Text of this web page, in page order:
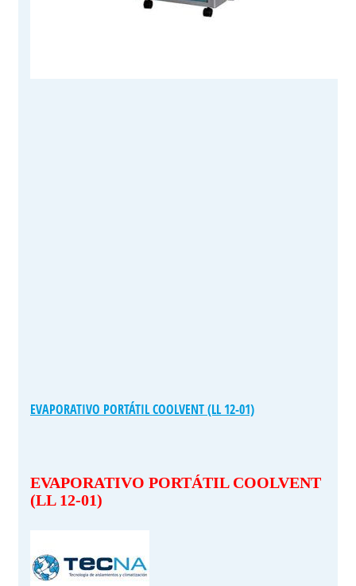
EVAPORATIVO PORTÁTIL COOLVENT (LL 12-01)
EVAPORATIVO PORTÁTIL COOLVENT
(LL 12-01)